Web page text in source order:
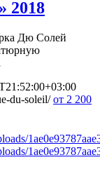
2018
Дю Солей
du-soleil/ от 2 200